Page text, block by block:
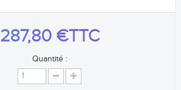
287,80 €TTC
Quantité :